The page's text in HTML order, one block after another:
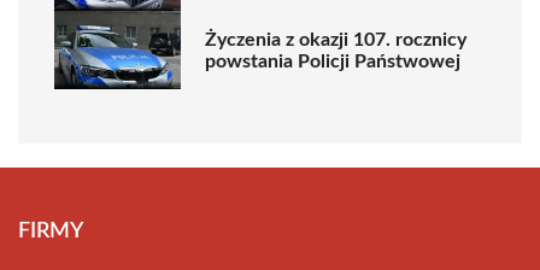
Życzenia z okazji 107. rocznicy
powstania Policji Państwowej
FIRMY